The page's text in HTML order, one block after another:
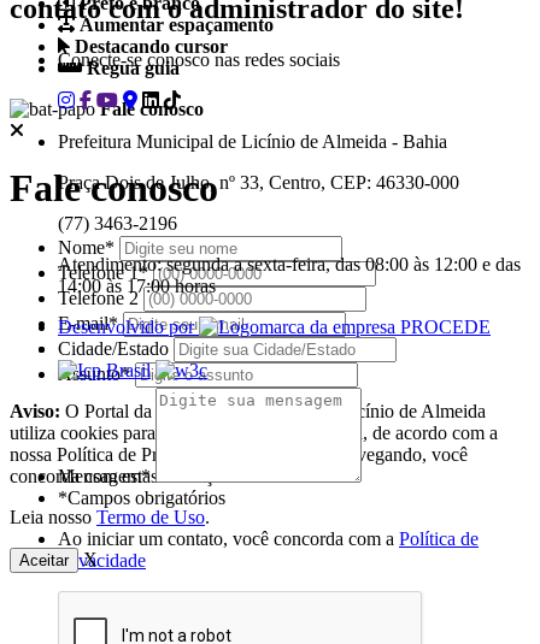
Aumentar espaçamento
Destacando cursor
Regua guia
Fale conosco
Fale conosco
Nome*
Telefone 1*
Telefone 2
E-mail*
Cidade/Estado
Assunto*
Mensagem*
*Campos obrigatórios
Ao iniciar um contato, você concorda com a Política de
privacidade
contato com o administrador do site!
Conecte-se conosco nas redes sociais
Prefeitura Municipal de Licínio de Almeida - Bahia
Praça Dois de Julho, nº 33, Centro, CEP: 46330-000
(77) 3463-2196
Atendimento: segunda a sexta-feira, das 08:00 às 12:00 e das
14:00 às 17:00 horas
Desenvolvido por
Aviso: O Portal da Prefeitura Municipal de Licínio de Almeida
utiliza cookies para melhorar a sua experiência, de acordo com a
nossa Política de Privacidade, ao continuar navegando, você
concorda com estas condições
Leia nosso Termo de Uso.
Aceitar X